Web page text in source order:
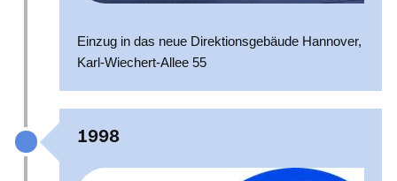
Einzug in das neue Direktionsgebäude Hannover,
Karl-Wiechert-Allee 55
1998